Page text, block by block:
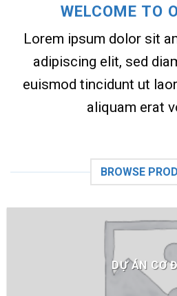
WELCOME TO
Lorem ipsum dolor sit
adipiscing elit, sed
euismod tincidunt ut
aliquam erat
BROWSE
DỰ ÁN CƠ